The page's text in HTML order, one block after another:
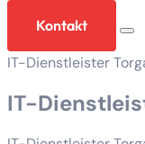
Kontakt
IT-Dienstleister
IT-